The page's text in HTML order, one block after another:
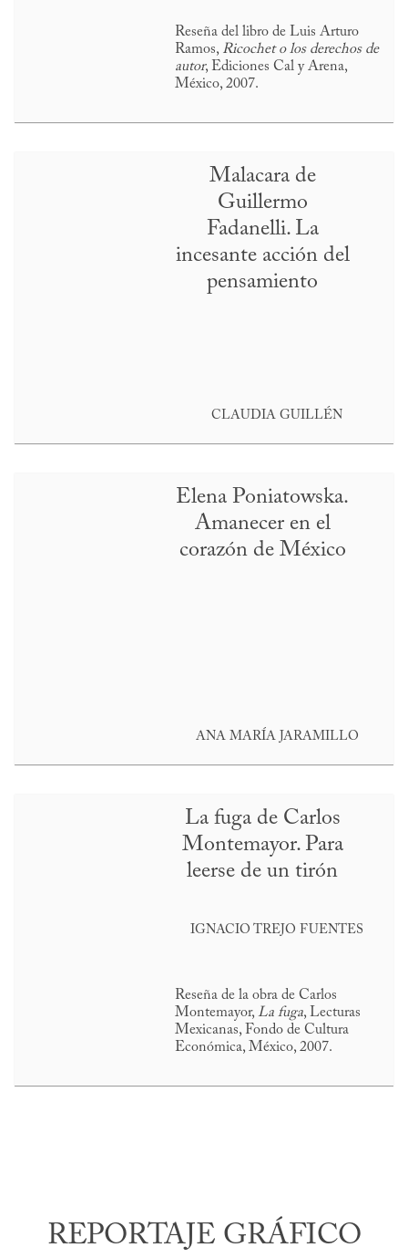
Reseña del libro de Luis Arturo
Ramos, Ricochet o los derechos de
autor, Ediciones Cal y Arena,
México, 2007.
Malacara de
Guillermo
Fadanelli. La
incesante acción del
pensamiento
CLAUDIA GUILLÉN
Elena Poniatowska.
Amanecer en el
corazón de México
ANA MARÍA JARAMILLO
La fuga de Carlos
Montemayor. Para
leerse de un tirón
IGNACIO TREJO FUENTES
Reseña de la obra de Carlos
Montemayor, La fuga, Lecturas
Mexicanas, Fondo de Cultura
Económica, México, 2007.
REPORTAJE GRÁFICO